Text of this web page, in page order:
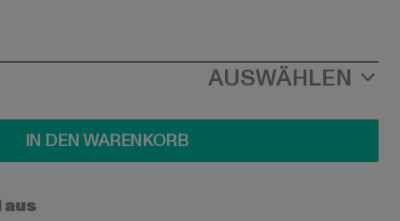
AUSWÄHLEN
IN DEN WARENKORB